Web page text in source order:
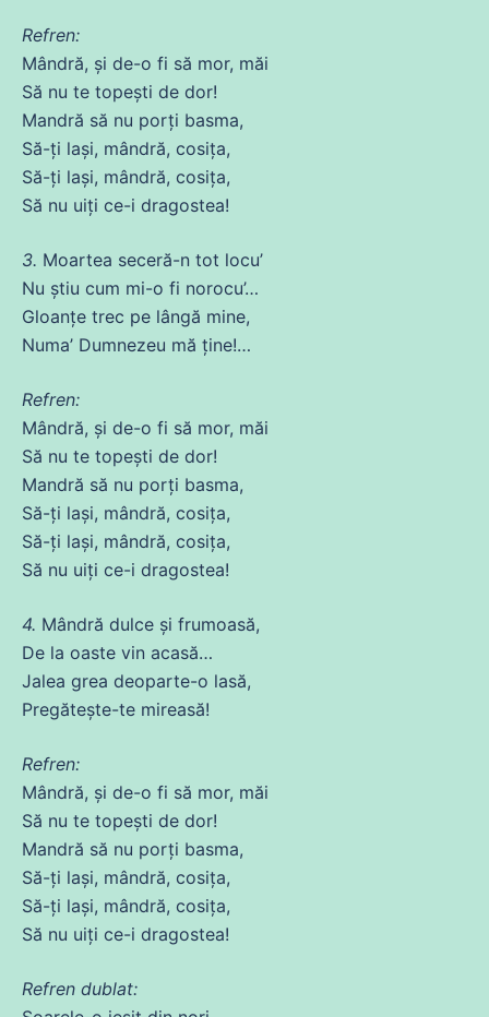
Refren:
Mândră, și de-o fi să mor, măi
Să nu te topești de dor!
Mandră să nu porți basma,
Să-ți lași, mândră, cosița,
Să-ți lași, mândră, cosița,
Să nu uiți ce-i dragostea!
3. Moartea seceră-n tot locu’
Nu știu cum mi-o fi norocu’…
Gloanțe trec pe lângă mine,
Numa’ Dumnezeu mă ține!…
Refren:
Mândră, și de-o fi să mor, măi
Să nu te topești de dor!
Mandră să nu porți basma,
Să-ți lași, mândră, cosița,
Să-ți lași, mândră, cosița,
Să nu uiți ce-i dragostea!
4. Mândră dulce și frumoasă,
De la oaste vin acasă…
Jalea grea deoparte-o lasă,
Pregătește-te mireasă!
Refren:
Mândră, și de-o fi să mor, măi
Să nu te topești de dor!
Mandră să nu porți basma,
Să-ți lași, mândră, cosița,
Să-ți lași, mândră, cosița,
Să nu uiți ce-i dragostea!
Refren dublat: